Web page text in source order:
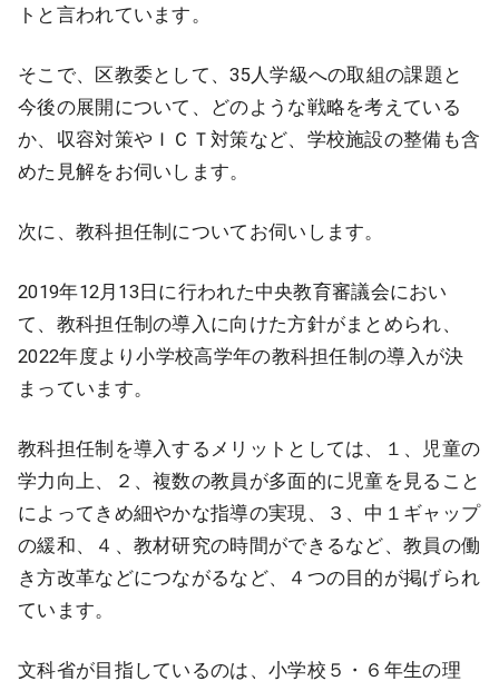
トと言われています。
そこで、区教委として、35人学級への取組の課題と
今後の展開について、どのような戦略を考えている
か、収容対策やＩＣＴ対策など、学校施設の整備も含
めた見解をお伺いします。
次に、教科担任制についてお伺いします。
2019年12月13日に行われた中央教育審議会におい
て、教科担任制の導入に向けた方針がまとめられ、
2022年度より小学校高学年の教科担任制の導入が決
まっています。
教科担任制を導入するメリットとしては、１、児童の
学力向上、２、複数の教員が多面的に児童を見ること
によってきめ細やかな指導の実現、３、中１ギャップ
の緩和、４、教材研究の時間ができるなど、教員の働
き方改革などにつながるなど、４つの目的が掲げられ
ています。
文科省が目指しているのは、小学校５・６年生の理